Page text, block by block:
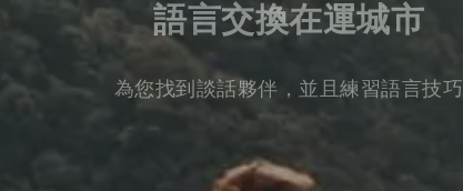
語言交換在運城市
為您找到談話夥伴，並且練習語言技巧